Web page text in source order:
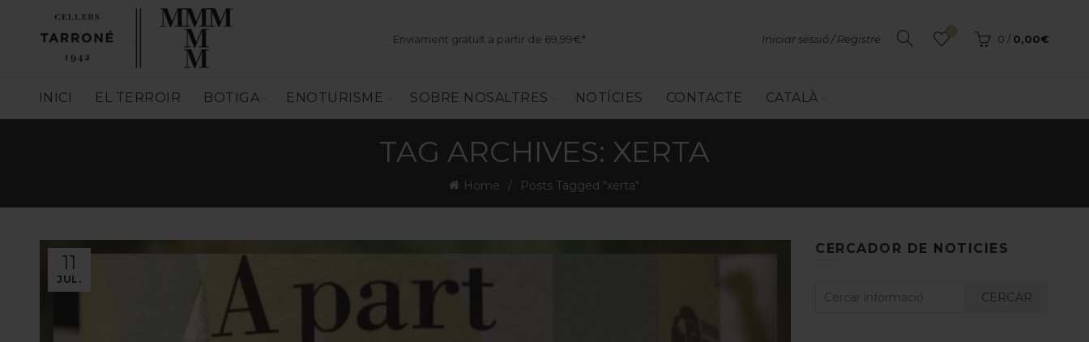
Enviament gratuït a partir de 69,99€* Iniciar sessió / Registre 0 / 0,00€
INICI EL TERROIR BOTIGA ENOTURISME SOBRE NOSALTRES NOTÍCIES CONTACTE CATALÀ
TAG ARCHIVES: XERTA
Home Posts Tagged "xerta"
11
JUL.
CERCADOR DE NOTICIES
CERCAR